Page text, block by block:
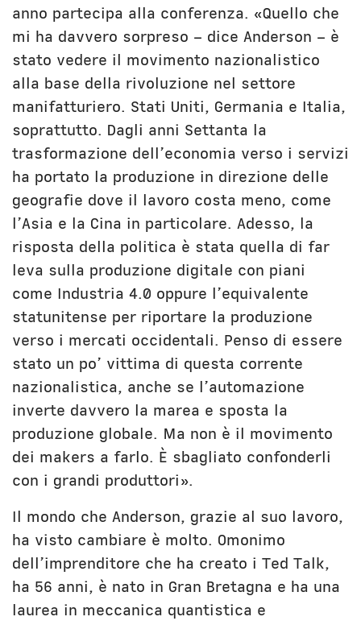
anno partecipa alla conferenza. «Quello che
mi ha davvero sorpreso – dice Anderson – è
stato vedere il movimento nazionalistico
alla base della rivoluzione nel settore
manifatturiero. Stati Uniti, Germania e Italia,
soprattutto. Dagli anni Settanta la
trasformazione dell’economia verso i servizi
ha portato la produzione in direzione delle
geografie dove il lavoro costa meno, come
l’Asia e la Cina in particolare. Adesso, la
risposta della politica è stata quella di far
leva sulla produzione digitale con piani
come Industria 4.0 oppure l’equivalente
statunitense per riportare la produzione
verso i mercati occidentali. Penso di essere
stato un po’ vittima di questa corrente
nazionalistica, anche se l’automazione
inverte davvero la marea e sposta la
produzione globale. Ma non è il movimento
dei makers a farlo. È sbagliato confonderli
con i grandi produttori».
Il mondo che Anderson, grazie al suo lavoro,
ha visto cambiare è molto. Omonimo
dell’imprenditore che ha creato i Ted Talk,
ha 56 anni, è nato in Gran Bretagna e ha una
laurea in meccanica quantistica e